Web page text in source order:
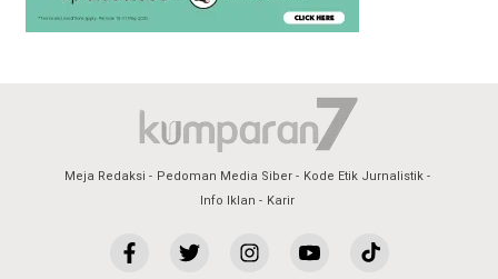
Meja Redaksi Pedoman Media Siber
Kode Etik Jurnalistik
Info Iklan
Karir